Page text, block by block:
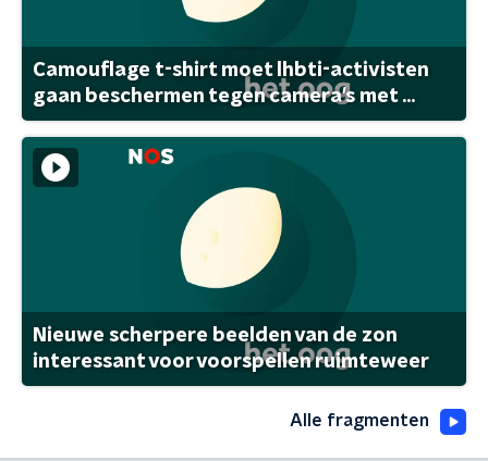
Camouflage t-shirt moet lhbti-activisten
gaan beschermen tegen camera's met ...
Nieuwe scherpere beelden van de zon
interessant voor voorspellen ruimteweer
Alle fragmenten